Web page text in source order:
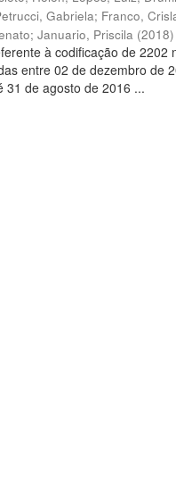
Gabriela; Franco,
;Januario, Priscila (2018)
à codificação de
entre 02 de dezembro de
31 de agosto de 2016 ...